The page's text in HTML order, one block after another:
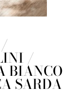
/
/
BIANCO
SARDA